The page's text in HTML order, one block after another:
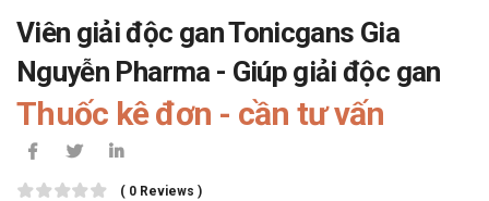
Viên giải độc gan Tonicgans Gia
Nguyễn Pharma - Giúp giải độc gan
Thuốc kê đơn - cần tư vấn
( 0 Reviews )